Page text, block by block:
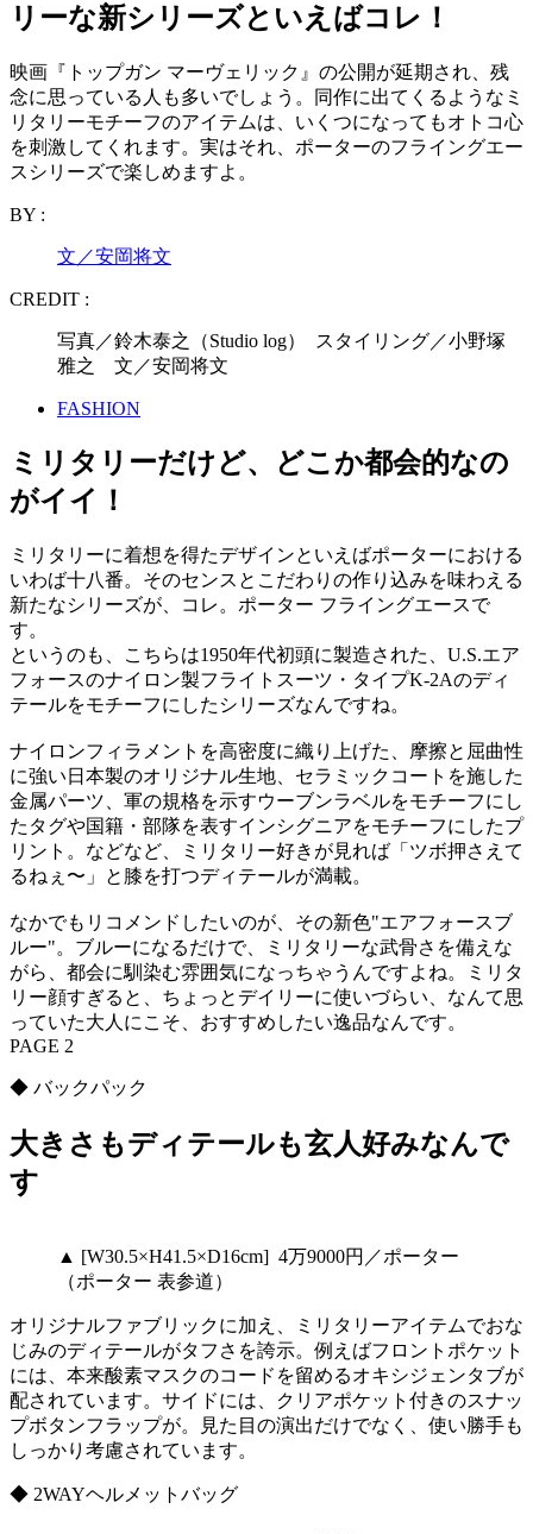
リーな新シリーズといえばコレ！
映画『トップガン マーヴェリック』の公開が延期され、残
念に思っている人も多いでしょう。同作に出てくるようなミ
リタリーモチーフのアイテムは、いくつになってもオトコ心
を刺激してくれます。実はそれ、ポーターのフライングエー
スシリーズで楽しめますよ。
BY :
文／安岡将文
CREDIT :
写真／鈴木泰之（Studio log） スタイリング／小野塚
雅之 文／安岡将文
FASHION
ミリタリーだけど、どこか都会的なの
がイイ！
ミリタリーに着想を得たデザインといえばポーターにおける
いわば十八番。そのセンスとこだわりの作り込みを味わえる
新たなシリーズが、コレ。ポーター フライングエースで
す。
というのも、こちらは1950年代初頭に製造された、U.S.エア
フォースのナイロン製フライトスーツ・タイプK-2Aのディ
テールをモチーフにしたシリーズなんですね。
ナイロンフィラメントを高密度に織り上げた、摩擦と屈曲性
に強い日本製のオリジナル生地、セラミックコートを施した
金属パーツ、軍の規格を示すウーブンラベルをモチーフにし
たタグや国籍・部隊を表すインシグニアをモチーフにしたプ
リント。などなど、ミリタリー好きが見れば「ツボ押さえて
るねぇ〜」と膝を打つディテールが満載。
なかでもリコメンドしたいのが、その新色"エアフォースブ
ルー"。ブルーになるだけで、ミリタリーな武骨さを備えな
がら、都会に馴染む雰囲気になっちゃうんですよね。ミリタ
リー顔すぎると、ちょっとデイリーに使いづらい、なんて思
っていた大人にこそ、おすすめしたい逸品なんです。
PAGE 2
◆ バックパック
大きさもディテールも玄人好みなんで
す
▲ [W30.5×H41.5×D16cm] 4万9000円／ポーター
（ポーター 表参道）
オリジナルファブリックに加え、ミリタリーアイテムでおな
じみのディテールがタフさを誇示。例えばフロントポケット
には、本来酸素マスクのコードを留めるオキシジェンタブが
配されています。サイドには、クリアポケット付きのスナッ
プボタンフラップが。見た目の演出だけでなく、使い勝手も
しっかり考慮されています。
◆ 2WAYヘルメットバッグ